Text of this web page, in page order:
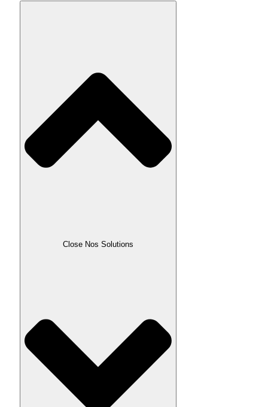
Close Nos Solutions